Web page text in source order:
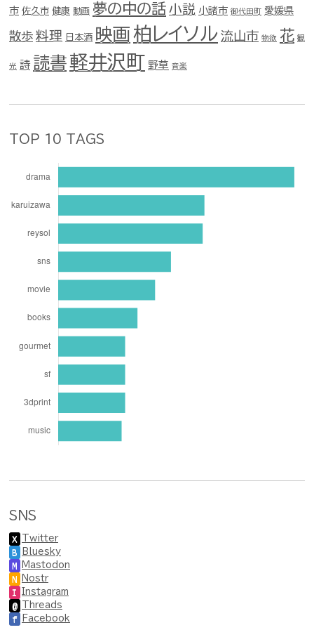
市 佐久市 健康 動画 夢の中の話 小説 小諸市 御代田町 愛媛県
散歩 料理 日本酒 映画 柏レイソル 流山市 物欲 花 観
光 詩 読書軽井沢町 野草 音楽
TOP 10 TAGS
SNS
X Twitter
B Bluesky
M Mastodon
N Nostr
I Instagram
@ Threads
f Facebook